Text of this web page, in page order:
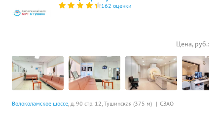
162 оценки
Волоколамское шоссе, д. 90 стр. 12, Тушинская (375 м) СЗАО
Цена, руб.: